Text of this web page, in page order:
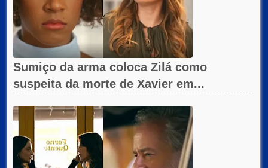
Sumiço da arma coloca Zilá como
suspeita da morte de Xavier em...